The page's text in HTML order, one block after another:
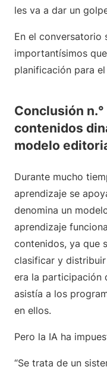
les va a dar un
En el conversatorio
importantísimos
planificación para
Conclusión
contenidos
modelo
Durante mucho
aprendizaje se
denomina un
aprendizaje
contenidos, ya que
clasificar y
era la participación
asistía a los
en ellos.
Pero la IA ha
“Se trata de un